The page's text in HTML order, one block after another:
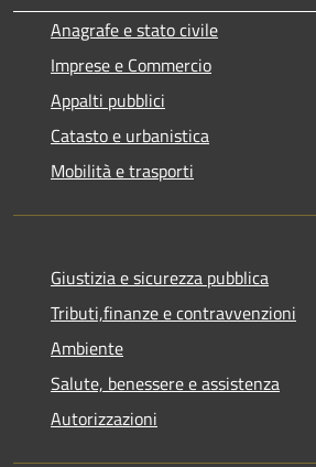
Anagrafe e stato civile
Imprese e Commercio
Appalti pubblici
Catasto e urbanistica
Mobilità e trasporti
Giustizia e sicurezza pubblica
Tributi,finanze e contravvenzioni
Ambiente
Salute, benessere e assistenza
Autorizzazioni